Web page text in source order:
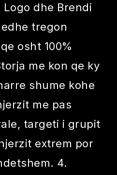
dhe Brendi
tregon
osht 100%
me kon qe ky
shume kohe
me pas
targeti i grupit
extrem por
4.